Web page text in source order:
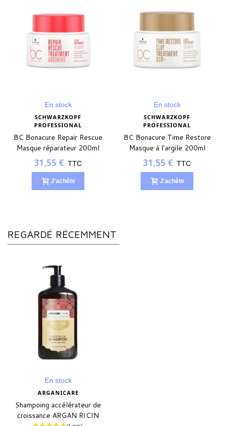
En stock
SCHWARZKOPF
PROFESSIONAL
BC Bonacure Repair Rescue
Masque réparateur 200ml
31,55 € TTC
J'achète
En stock
SCHWARZKOPF
PROFESSIONAL
BC Bonacure Time Restore
Masque à l'argile 200ml
31,55 € TTC
J'achète
REGARDÉ RÉCEMMENT
En stock
ARGANICARE
Shampoing accélérateur de
croissance ARGAN RICIN